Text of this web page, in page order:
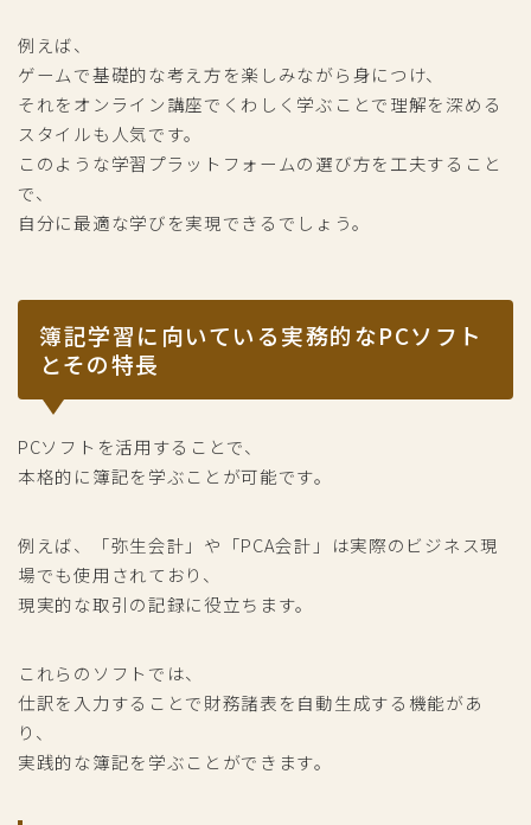
例えば、
ゲームで基礎的な考え方を楽しみながら身につけ、
それをオンライン講座でくわしく学ぶことで理解を深める
スタイルも人気です。
このような学習プラットフォームの選び方を工夫すること
で、
自分に最適な学びを実現できるでしょう。
簿記学習に向いている実務的なPCソフト
とその特長
PCソフトを活用することで、
本格的に簿記を学ぶことが可能です。
例えば、「弥生会計」や「PCA会計」は実際のビジネス現
場でも使用されており、
現実的な取引の記録に役立ちます。
これらのソフトでは、
仕訳を入力することで財務諸表を自動生成する機能があ
り、
実践的な簿記を学ぶことができます。